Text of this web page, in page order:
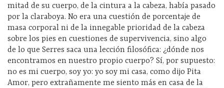
mitad de su cuerpo, de la cintura a la cabeza, había pasado
por la claraboya. No era una cuestión de porcentaje de
masa corporal ni de la innegable prioridad de la cabeza
sobre los pies en cuestiones de supervivencia, sino algo
de lo que Serres saca una lección filosófica: ¿dónde nos
encontramos en nuestro propio cuerpo? Sí, por supuesto:
no es mi cuerpo, soy yo: yo soy mi casa, como dijo Pita
Amor, pero extrañamente me siento más en casa de la